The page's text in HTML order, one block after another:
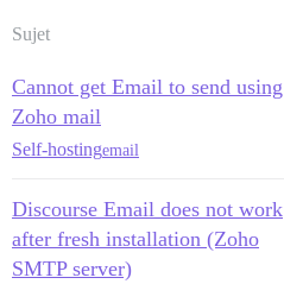
Sujet
Cannot get Email to send using
Zoho mail
Self-hostingemail
Discourse Email does not work
after fresh installation (Zoho
SMTP server)